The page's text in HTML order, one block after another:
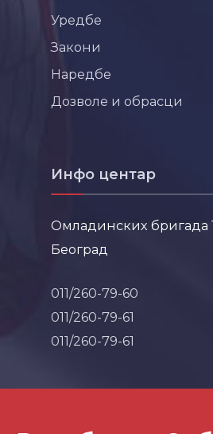
Уредбе
Закони
Наредбе
Дозволе и обрасци
Инфо центар
Омладинских бригада
Београд
011/260-79-60
011/260-79-61
011/260-79-61